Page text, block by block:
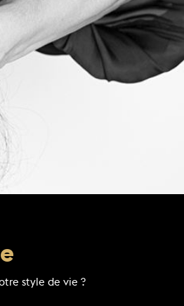
style de vie ?